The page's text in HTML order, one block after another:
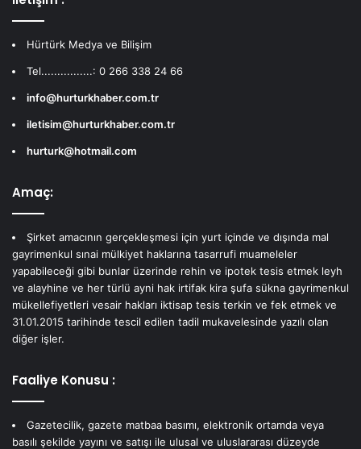
Hürtürk Medya ve Bilişim
Tel................: 0 266 338 24 66
info@hurturkhaber.com.tr
iletisim@hurturkhaber.com.tr
hurturk@hotmail.com
Amaç:
Şirket amacının gerçekleşmesi için yurt içinde ve dışında mal
gayrimenkul sınai mülkiyet haklarına tasarrufi muameleler
yapabileceği gibi bunlar üzerinde rehin ve ipotek tesis etmek leyh
ve alayhine ve her türlü ayni hak irtifak kira şufa sükna gayrimenkul
mükellefiyetleri vesair hakları iktisap tesis terkin ve fek etmek ve
31.01.2015 tarihinde tescil edilen tadil mukavelesinde yazılı olan
diğer işler.
Faaliye Konusu :
Gazetecilik, gazete matbaa basımı, elektronik ortamda veya
basılı şekilde yayını ve satışı ile ulusal ve uluslararası düzeyde